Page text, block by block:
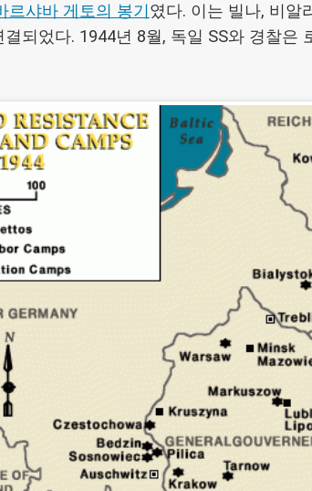
르샤바 게토의 봉기였다. 이는 빌나, 비알
되었다. 1944년 8월, 독일 SS와 경찰은